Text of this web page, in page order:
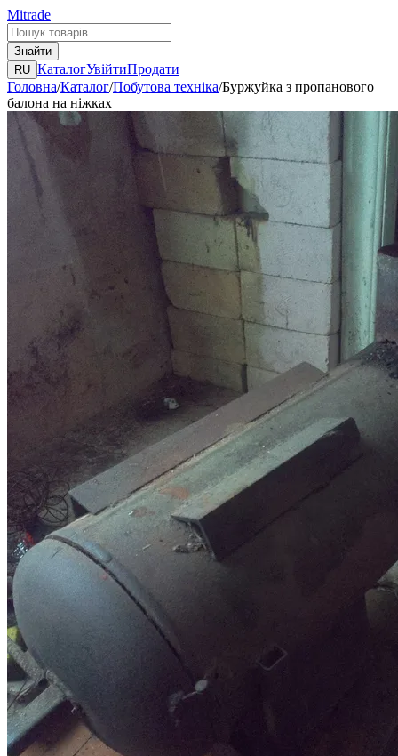
Mitrade
Знайти
RU КаталогУвійтиПродати
Головна/Каталог/Побутова техніка/Буржуйка з пропанового
балона на ніжках